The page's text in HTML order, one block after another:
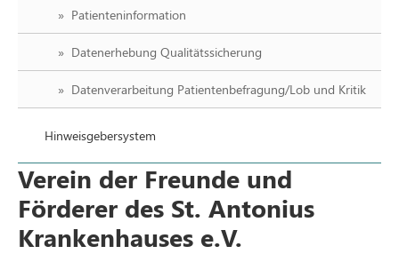
Patienteninformation
Datenerhebung Qualitätssicherung
Datenverarbeitung Patientenbefragung/Lob und Kritik
Hinweisgebersystem
Verein der Freunde und
Förderer des St. Antonius
Krankenhauses e.V.